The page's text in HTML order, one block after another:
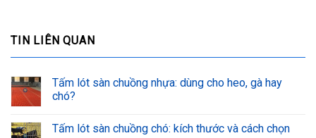
TIN LIÊN QUAN
Tấm lót sàn chuồng nhựa: dùng cho heo, gà hay
chó?
Tấm lót sàn chuồng chó: kích thước và cách chọn